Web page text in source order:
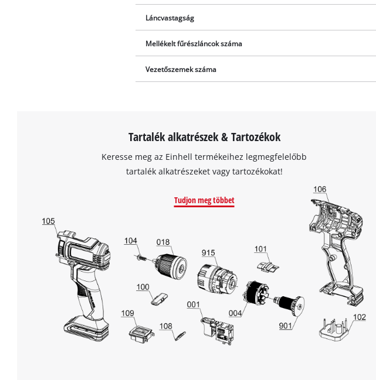
visitor. The
the site with
to the list
Powered by
Láncvastagság
Mellékelt fűrészláncok száma
Vezetőszemek száma
Tartalék alkatrészek & Tartozékok
Keresse meg az Einhell termékeihez legmegfelelőbb
tartalék alkatrészeket vagy tartozékokat!
Tudjon meg többet